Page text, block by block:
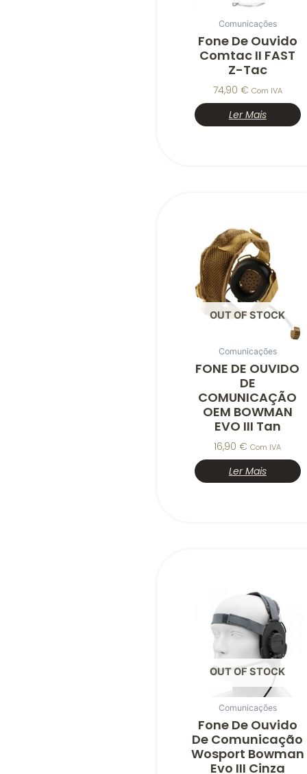
Comunicações
Fone De Ouvido
Comtac II FAST
Z-Tac
74,90 € Com IVA
Ler Mais
OUT OF STOCK
Comunicações
FONE DE OUVIDO
DE
COMUNICAÇÃO
OEM BOWMAN
EVO III Tan
16,90€ Com IVA
Ler Mais
OUT OF STOCK
Comunicações
Fone De Ouvido
De Comunicação
Wosport Bowman
Evo III Cinza